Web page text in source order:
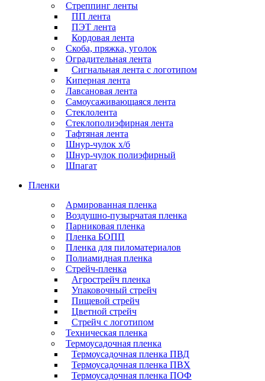
Стреппинг ленты
ПП лента
ПЭТ лента
Кордовая лента
Скоба, пряжка, уголок
Оградительная лента
Сигнальная лента с логотипом
Киперная лента
Лавсановая лента
Самоусаживающаяся лента
Стеклолента
Стеклополиэфирная лента
Тафтяная лента
Шнур-чулок х/б
Шнур-чулок полиэфирный
Шпагат
Пленки
Армированная пленка
Воздушно-пузырчатая пленка
Парниковая пленка
Пленка БОПП
Пленка для пиломатериалов
Полиамидная пленка
Стрейч-пленка
Агрострейч пленка
Упаковочный стрейч
Пищевой стрейч
Цветной стрейч
Стрейч с логотипом
Техническая пленка
Термоусадочная пленка
Термоусадочная пленка ПВД
Термоусадочная пленка ПВХ
Термоусадочная пленка ПОФ